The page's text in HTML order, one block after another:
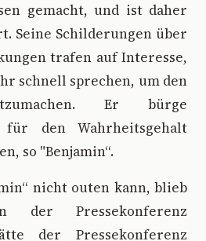
gemacht, und ist daher
Seine Schilderungen über
trafen auf Interesse,
schnell sprechen, um den
Er bürge
für den Wahrheitsgehalt
so "Benjamin“.
nicht outen kann, blieb
der Pressekonferenz
der Pressekonferenz